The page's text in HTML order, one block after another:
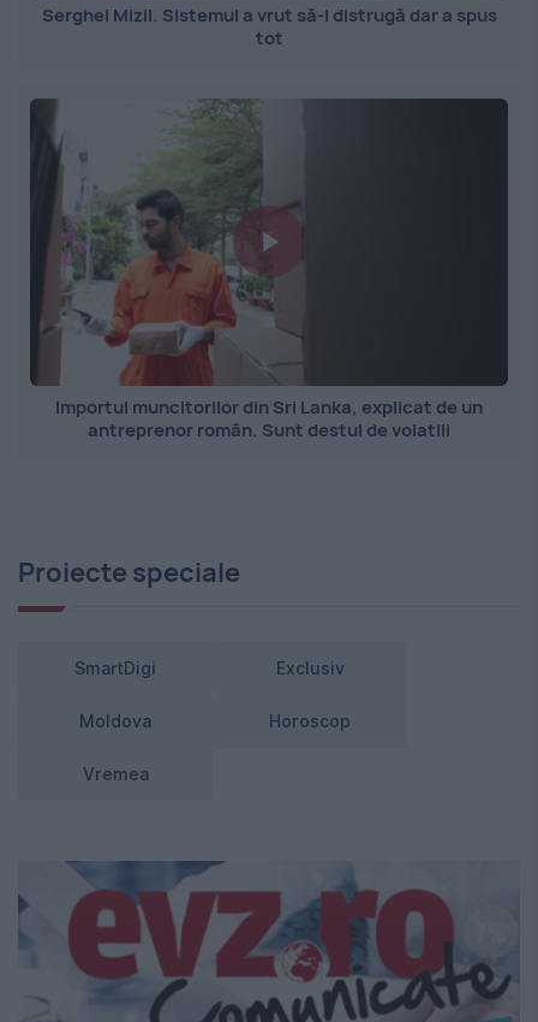
Serghei Mizil. Sistemul a vrut să-l distrugă dar a spus
tot
Importul muncitorilor din Sri Lanka, explicat de un
antreprenor român. Sunt destul de volatili
Proiecte speciale
SmartDigi Exclusiv
Moldova Horoscop
Vremea